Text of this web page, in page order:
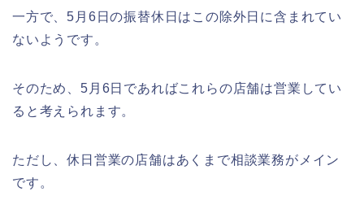
一方で、5月6日の振替休日はこの除外日に含まれてい
ないようです。
そのため、5月6日であればこれらの店舗は営業してい
ると考えられます。
ただし、休日営業の店舗はあくまで相談業務がメイン
です。